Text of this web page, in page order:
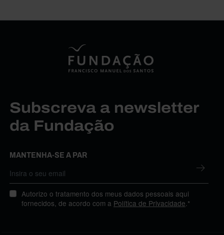
Subscreva a newsletter
da Fundação
MANTENHA-SE A PAR
Autorizo o tratamento dos meus dados pessoais aqui
fornecidos, de acordo com a Política de Privacidade .*